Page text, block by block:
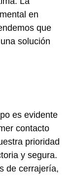
en
que
solución
es evidente
contacto
prioridad
y segura.
de cerrajería,